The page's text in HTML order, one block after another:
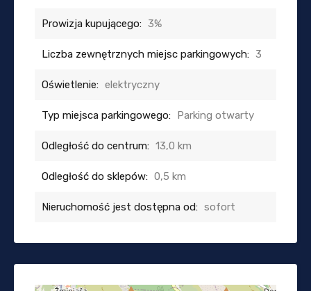
Prowizja kupującego: 3%
Liczba zewnętrznych miejsc parkingowych: 3
Oświetlenie: elektryczny
Typ miejsca parkingowego: Parking otwarty
Odległość do centrum: 13,0 km
Odległość do sklepów: 0,5 km
Nieruchomość jest dostępna od: sofort